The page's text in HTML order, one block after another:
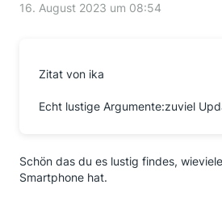
16. August 2023 um 08:54
Zitat von ika
Echt lustige Argumente:zuviel
Schön das du es lustig findes,
Smartphone hat.